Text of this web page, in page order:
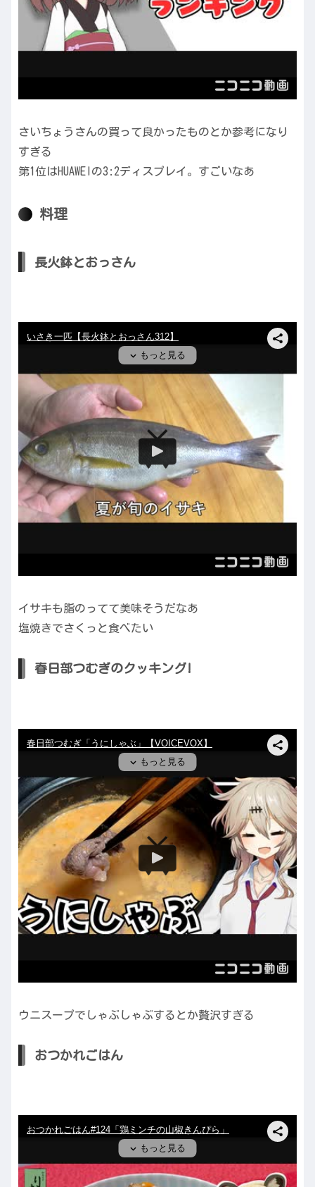
さいちょうさんの買って良かったものとか参考になり
すぎる
第1位はHUAWEIの3:2ディスプレイ。すごいなあ
料理
長火鉢とおっさん
イサキも脂のってて美味そうだなあ
塩焼きでさくっと食べたい
春日部つむぎのクッキング!
ウニスープでしゃぶしゃぶするとか贅沢すぎる
おつかれごはん